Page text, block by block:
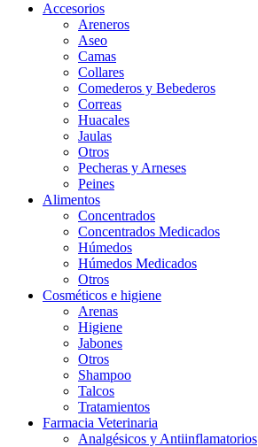
Accesorios
Areneros
Aseo
Camas
Collares
Comederos y Bebederos
Correas
Huacales
Jaulas
Otros
Pecheras y Arneses
Peines
Alimentos
Concentrados
Concentrados Medicados
Húmedos
Húmedos Medicados
Otros
Cosméticos e higiene
Arenas
Higiene
Jabones
Otros
Shampoo
Talcos
Tratamientos
Farmacia Veterinaria
Analgésicos y Antiinflamatorios